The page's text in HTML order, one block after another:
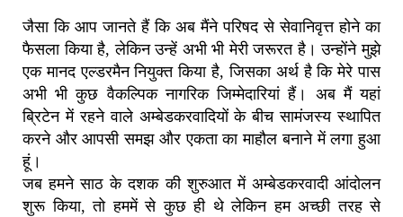
जैसा कि आप जानते हैं कि अब मैंने परिषद से सेवानिवृत्त होने का
फैसला किया है, लेकिन उन्हें अभी भी मेरी जरूरत है। उन्होंने मुझे
एक मानद एल्डरमैन नियुक्त किया है, जिसका अर्थ है कि मेरे पास
अभी भी कुछ वैकल्पिक नागरिक जिम्मेदारियां हैं। अब मैं यहां
ब्रिटेन में रहने वाले अम्बेडकरवादियों के बीच सामंजस्य स्थापित
करने और आपसी समझ और एकता का माहौल बनाने में लगा हुआ
हूं।
जब हमने साठ के दशक की शुरुआत में अम्बेडकरवादी आंदोलन
शुरू किया, तो हममें से कुछ ही थे लेकिन हम अच्छी तरह से